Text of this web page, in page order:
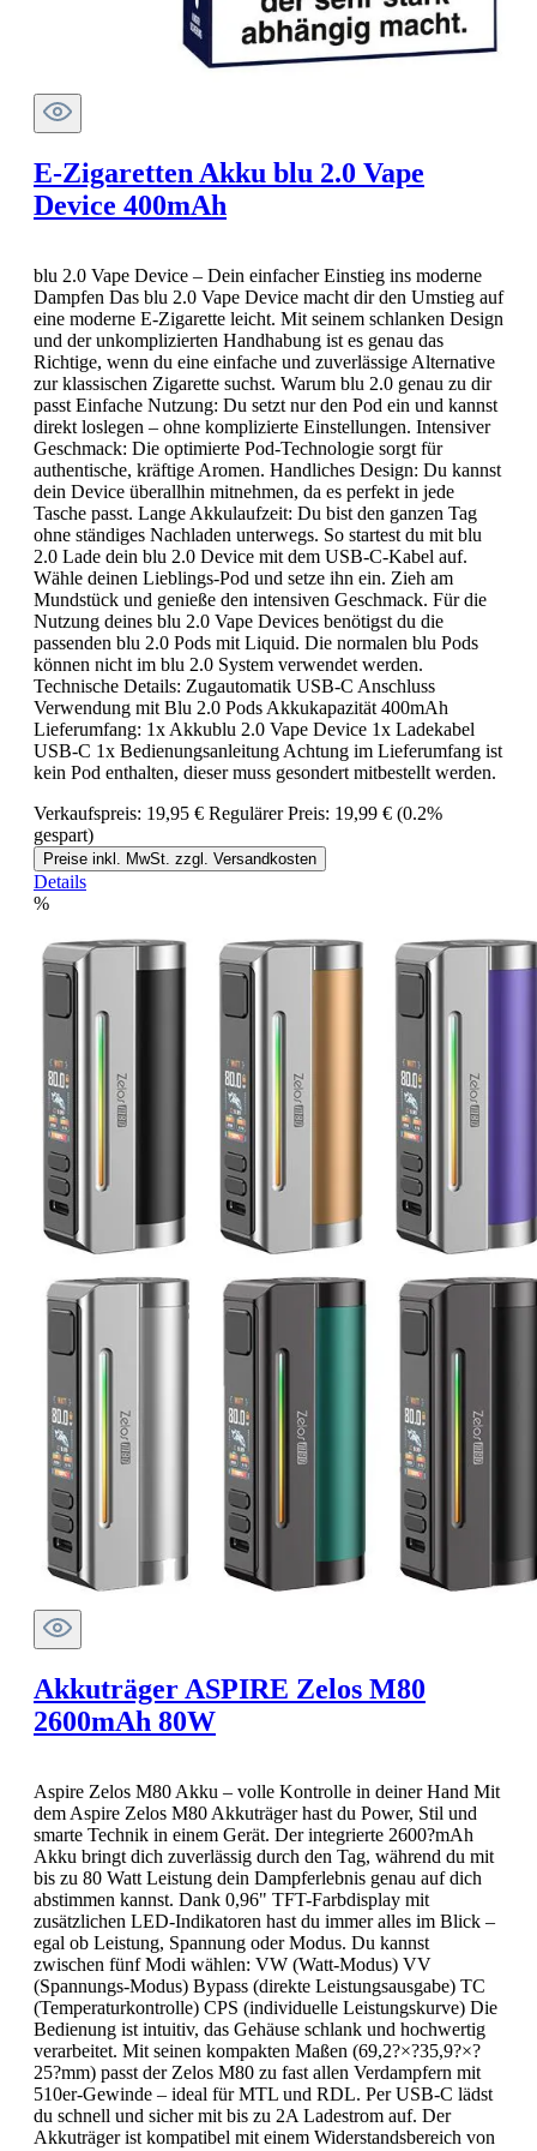
E-Zigaretten Akku blu 2.0 Vape
Device 400mAh
blu 2.0 Vape Device – Dein einfacher Einstieg ins moderne
Dampfen Das blu 2.0 Vape Device macht dir den Umstieg auf
eine moderne E-Zigarette leicht. Mit seinem schlanken Design
und der unkomplizierten Handhabung ist es genau das
Richtige, wenn du eine einfache und zuverlässige Alternative
zur klassischen Zigarette suchst. Warum blu 2.0 genau zu dir
passt Einfache Nutzung: Du setzt nur den Pod ein und kannst
direkt loslegen – ohne komplizierte Einstellungen. Intensiver
Geschmack: Die optimierte Pod-Technologie sorgt für
authentische, kräftige Aromen. Handliches Design: Du kannst
dein Device überallhin mitnehmen, da es perfekt in jede
Tasche passt. Lange Akkulaufzeit: Du bist den ganzen Tag
ohne ständiges Nachladen unterwegs. So startest du mit blu
2.0 Lade dein blu 2.0 Device mit dem USB-C-Kabel auf.
Wähle deinen Lieblings-Pod und setze ihn ein. Zieh am
Mundstück und genieße den intensiven Geschmack. Für die
Nutzung deines blu 2.0 Vape Devices benötigst du die
passenden blu 2.0 Pods mit Liquid. Die normalen blu Pods
können nicht im blu 2.0 System verwendet werden.
Technische Details: Zugautomatik USB-C Anschluss
Verwendung mit Blu 2.0 Pods Akkukapazität 400mAh
Lieferumfang: 1x Akkublu 2.0 Vape Device 1x Ladekabel
USB-C 1x Bedienungsanleitung Achtung im Lieferumfang ist
kein Pod enthalten, dieser muss gesondert mitbestellt werden.
Verkaufspreis: 19,95 € Regulärer Preis: 19,99 € (0.2%
gespart)
Preise inkl. MwSt. zzgl. Versandkosten
Details
%
Akkuträger ASPIRE Zelos M80
2600mAh 80W
Aspire Zelos M80 Akku – volle Kontrolle in deiner Hand Mit
dem Aspire Zelos M80 Akkuträger hast du Power, Stil und
smarte Technik in einem Gerät. Der integrierte 2600?mAh
Akku bringt dich zuverlässig durch den Tag, während du mit
bis zu 80 Watt Leistung dein Dampferlebnis genau auf dich
abstimmen kannst. Dank 0,96" TFT-Farbdisplay mit
zusätzlichen LED-Indikatoren hast du immer alles im Blick –
egal ob Leistung, Spannung oder Modus. Du kannst
zwischen fünf Modi wählen: VW (Watt-Modus) VV
(Spannungs-Modus) Bypass (direkte Leistungsausgabe) TC
(Temperaturkontrolle) CPS (individuelle Leistungskurve) Die
Bedienung ist intuitiv, das Gehäuse schlank und hochwertig
verarbeitet. Mit seinen kompakten Maßen (69,2?×?35,9?×?
25?mm) passt der Zelos M80 zu fast allen Verdampfern mit
510er-Gewinde – ideal für MTL und RDL. Per USB-C lädst
du schnell und sicher mit bis zu 2A Ladestrom auf. Der
Akkuträger ist kompatibel mit einem Widerstandsbereich von